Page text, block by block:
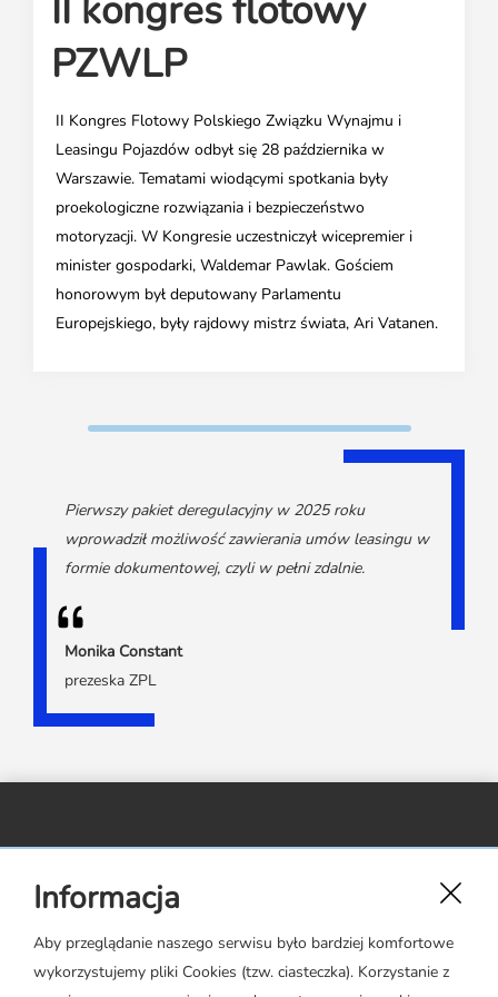
Partnerzy ZPL
Subskrybuj Leaseletter
Materiały do pobrania
Kontakt dla mediów
Klauzule informacyjne
Informacja
Aby przeglądanie naszego serwisu było bardziej komfortowe
wykorzystujemy pliki Cookies (tzw. ciasteczka). Korzystanie z
II kongres flotowy
PZWLP
II Kongres Flotowy Polskiego Związku Wynajmu i
Leasingu Pojazdów odbył się 28 października w
Warszawie. Tematami wiodącymi spotkania były
proekologiczne rozwiązania i bezpieczeństwo
motoryzacji. W Kongresie uczestniczył wicepremier i
minister gospodarki, Waldemar Pawlak. Gościem
honorowym był deputowany Parlamentu
Europejskiego, były rajdowy mistrz świata, Ari Vatanen.
Pierwszy pakiet deregulacyjny w 2025 roku
wprowadził możliwość zawierania umów leasingu w
formie dokumentowej, czyli w pełni zdalnie.
Monika Constant
prezeska ZPL
ul. Rejtana 17 lok. 22,
02-516 Warszawa
zpl@leasing.org.pl